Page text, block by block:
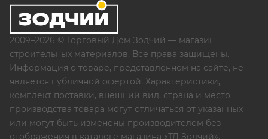
2009–2026 © Торговый Дом Зодчий — магазин
строительных материалов. Все права защищены.
Информация о товаре, представленном на сайте, не
является публичной офертой. Характеристики,
комплект поставки, внешний вид, страна и место
производства товара могут отличаться от указанных
или могут быть изменены производителем без
отображения в каталоге магазина «ТД Зодчий».